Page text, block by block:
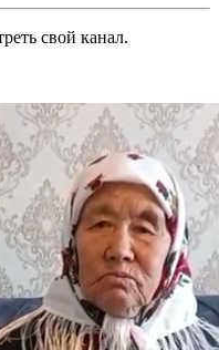
свой канал.